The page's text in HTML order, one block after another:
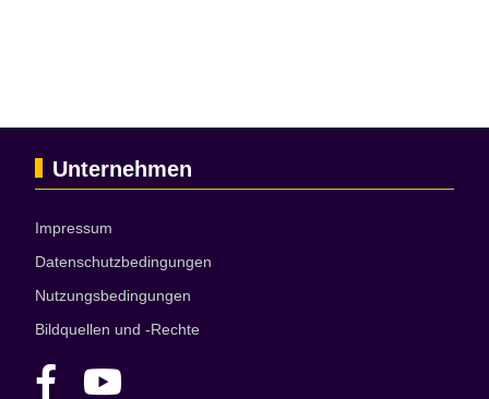
Unternehmen
Impressum
Datenschutzbedingungen
Nutzungsbedingungen
Bildquellen und -Rechte